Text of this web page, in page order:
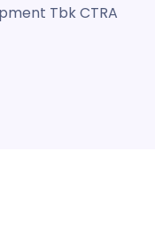
Tbk CTRA